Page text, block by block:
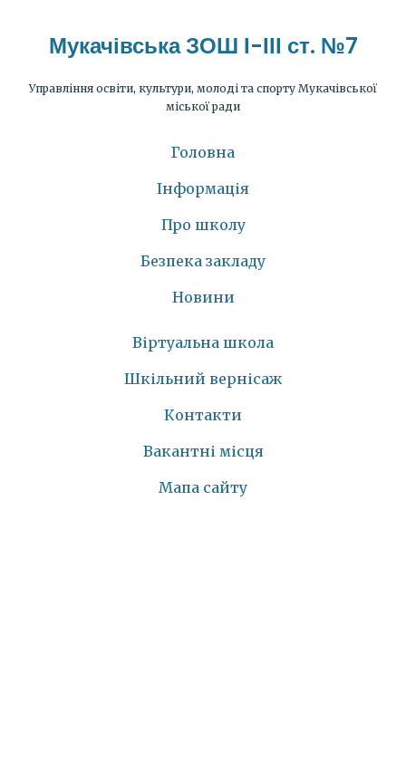
Мукачівська ЗОШ І-ІІІ ст. №7
Управління освіти, культури, молоді та спорту Мукачівської
міської ради
Головна
Інформація
Про школу
Безпека закладу
Новини
Віртуальна школа
Шкільний вернісаж
Контакти
Вакантні місця
Мапа сайту